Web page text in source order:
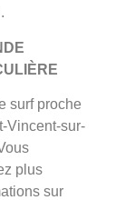
surf proche
Vincent-sur-
plus
sur